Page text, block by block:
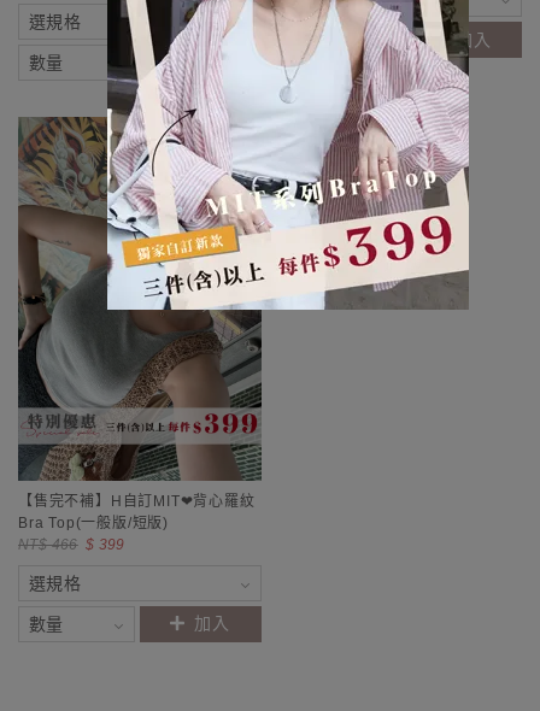
加入
加入
【售完不補】H自訂MIT❤背心羅紋
Bra Top(一般版/短版)
NT$ 466 $ 399
加入